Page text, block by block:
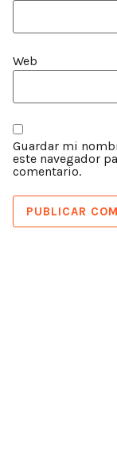
Web
Guardar mi
este navegador
comentario.